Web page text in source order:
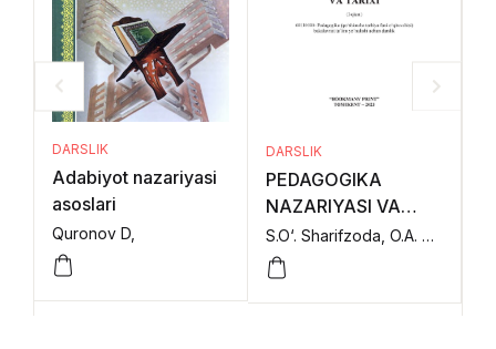
DARSLIK
Adabiyot nazariyasi
asoslari
Quronov D,
DARSLIK
PEDAGOGIKA
NAZARIYASI VA
TARIXI (I-qism)
S.O‘. Sharifzoda, O.A. Otajonov, N.R. Kutlimurotova, A.A. Matmurotov, A.D. Raximova.,